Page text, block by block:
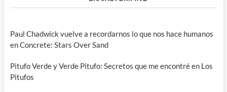
Paul Chadwick vuelve a recordarnos lo que nos hace humanos
en Concrete: Stars Over Sand
Pitufo Verde y Verde Pitufo: Secretos que me encontré en Los
Pitufos